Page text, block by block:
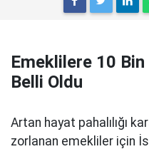
Emeklilere 10
Belli Oldu
Artan hayat pahalılığı
zorlanan emekliler için